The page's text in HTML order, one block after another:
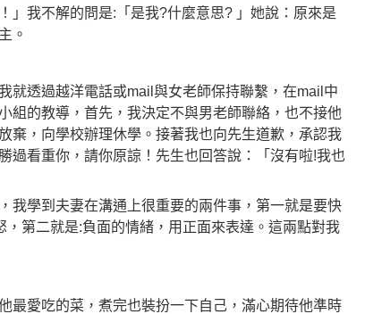
」我不解的問是:­「是我?什麼意思? 」她說：原來是
。
就透過越洋電話或mail與女老師保持聯繫，在mail中
組的教導，首先，我決定不與男老師聯絡，也不接他
棄，向學校辦理休學。接著我也向先生道歉，承認我
過看重你，請你原諒！先生也回答說：「沒有啦!我也
我學到夫妻在溝通上很重要的兩件事，第一就是要快
第二就是:負面的情緒，用正面來表達。這兩點對我
最愛吃的菜，煮完也裝扮一下自己，滿心期待他準時